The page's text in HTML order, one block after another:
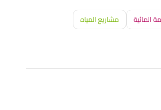
المائية
مشاريع المياه